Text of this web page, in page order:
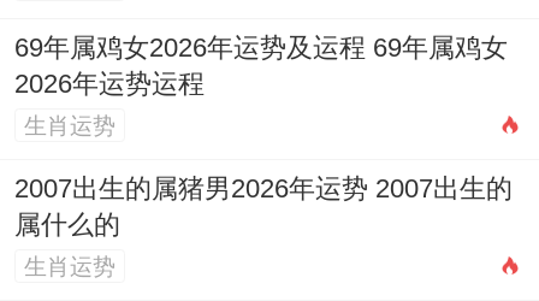
1981年属鸡的人适合住2楼吗
一、楼层风水与生肖五行的基本原理
在风水学中楼层的吉凶重要依据其数字所对
应的河图洛书五行属性，传统的计算方法
69年属鸡女2026年运势及运程 69年属鸡女
2026年运势运程
生肖运势
2007出生的属猪男2026年运势 2007出生的
属什么的
生肖运势